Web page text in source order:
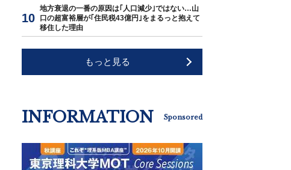
地方衰退の一番の原因は｢人口減少｣ではない…山
口の超富裕層が｢住民税43億円｣をまるっと抱えて
移住した理由
もっと見る
INFORMATION Sponsored